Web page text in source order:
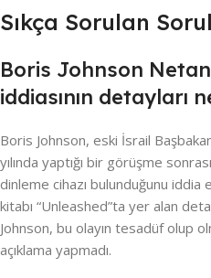
Sıkça Sorulan
Boris Johnson
iddiasının detayları
Boris Johnson, eski İsrail
yılında yaptığı bir görüşme
dinleme cihazı bulunduğunu iddia
kitabı “Unleashed”ta yer alan
Johnson, bu olayın tesadüf olup
açıklama yapmadı.